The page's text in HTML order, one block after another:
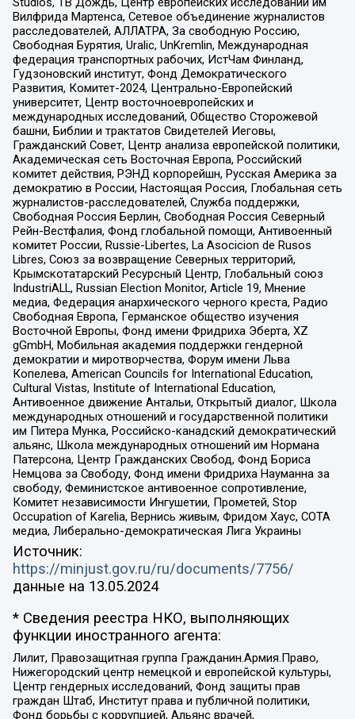
Вилфрида Мартенса, Сетевое объединение журналистов
расследователей, АЛЛАТРА, За свободную Россию,
Свободная Бурятия, Uralic, UnKremlin, Международная
федерация транспортных рабочих, ИстЧам Финланд,
Гудзоновский институт, Фонд Демократического
Развития, Комитет-2024, Центрально-Европейский
университет, Центр восточноевропейских и
международных исследований, Общество Сторожевой
башни, Библии и трактатов Свидетелей Иеговы,
Гражданский Совет, Центр анализа европейской политики,
Академическая сеть Восточная Европа, Российский
комитет действия, РЭНД корпорейшн, Русская Америка за
демократию в России, Настоящая Россия, Глобальная сеть
журналистов-расследователей, Служба поддержки,
Свободная Россия Берлин, Свободная Россия Северный
Рейн-Вестфалия, Фонд глобальной помощи, Антивоенный
комитет России, Russie-Libertes, La Asocicion de Rusos
Libres, Союз за возвращение Северных территорий,
Крымскотатарский Ресурсный Центр, Глобальный союз
IndustriALL, Russian Election Monitor, Article 19, Мнение
медиа, Федерация анархического черного креста, Радио
Свободная Европа, Германское общество изучения
Восточной Европы, Фонд имени Фридриха Эберта, XZ
gGmbH, Мобильная академия поддержки гендерной
демократии и миротворчества, Форум имени Льва
Копелева, American Councils for International Education,
Cultural Vistas, Institute of International Education,
Антивоенное движение Антальи, Открытый диалог, Школа
международных отношений и государственной политики
им Питера Мунка, Российско-канадский демократический
альянс, Школа международных отношений им Нормана
Патерсона, Центр Гражданских Свобод, Фонд Бориса
Немцова за Свободу, Фонд имени Фридриха Науманна за
свободу, Феминистское антивоенное сопротивление,
Комитет независимости Ингушетии, Прометей, Stop
Occupation of Karelia, Вернись живым, Фридом Хаус, СОТА
медиа, Либерально-демократическая Лига Украины
Источник:
https://minjust.gov.ru/ru/documents/7756/
данные на 13.05.2024
* Сведения реестра НКО, выполняющих
функции иностранного агента:
Лилит, Правозащитная группа Гражданин.Армия.Право,
Нижегородский центр немецкой и европейской культуры,
Центр гендерных исследований, Фонд защиты прав
граждан Штаб, Институт права и публичной политики,
Фонд борьбы с коррупцией, Альянс врачей,